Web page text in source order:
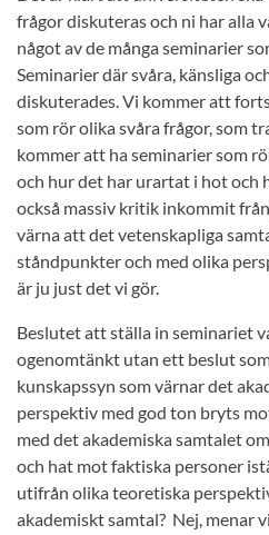
frågor diskuteras och ni har alla
något av de många seminarier
Seminarier där svåra, känsliga
diskuterades. Vi kommer att
som rör olika svåra frågor, som
kommer att ha seminarier som
och hur det har urartat i hot och
också massiv kritik inkommit
värna att det vetenskapliga
ståndpunkter och med olika
är ju just det vi gör.
Beslutet att ställa in seminariet
ogenomtänkt utan ett beslut
kunskapssyn som värnar det
perspektiv med god ton bryts
med det akademiska samtalet
och hat mot faktiska personer
utifrån olika teoretiska
akademiskt samtal? Nej, menar